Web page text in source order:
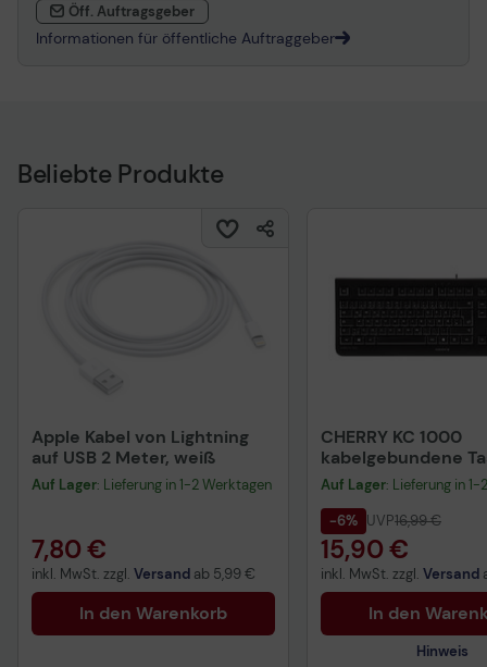
Öff. Auftragsgeber
Informationen für öffentliche Auftraggeber
Beliebte Produkte
Apple Kabel von Lightning
auf USB 2 Meter, weiß
Auf Lager: Lieferung in 1-2 Werktagen
7,80 €
inkl. MwSt. zzgl. Versand ab 5,99 €
In den Warenkorb
CHERRY KC 1000
kabelgebundene
QWERTZ DE -
Auf Lager: Lieferung in
-6% UVP16,99 €
15,90 €
inkl. MwSt. zzgl. Versand
In den
Hinweis